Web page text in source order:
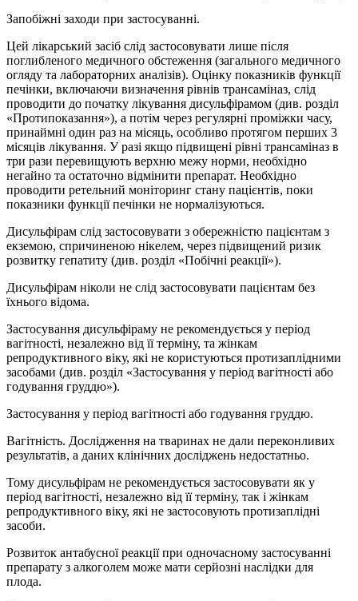
Запобіжні заходи при застосуванні.
Цей лікарський засіб слід застосовувати лише після
поглибленого медичного обстеження (загального медичного
огляду та лабораторних аналізів). Оцінку показників функції
печінки, включаючи визначення рівнів трансаміназ, слід
проводити до початку лікування дисульфірамом (див. розділ
«Протипоказання»), а потім через регулярні проміжки часу,
принаймні один раз на місяць, особливо протягом перших 3
місяців лікування. У разі якщо підвищені рівні трансаміназ в
три рази перевищують верхню межу норми, необхідно
негайно та остаточно відмінити препарат. Необхідно
проводити ретельний моніторинг стану пацієнтів, поки
показники функції печінки не нормалізуються.
Дисульфірам слід застосовувати з обережністю пацієнтам з
екземою, спричиненою нікелем, через підвищений ризик
розвитку гепатиту (див. розділ «Побічні реакції»).
Дисульфірам ніколи не слід застосовувати пацієнтам без
їхнього відома.
Застосування дисульфіраму не рекомендується у період
вагітності, незалежно від її терміну, та жінкам
репродуктивного віку, які не користуються протизаплідними
засобами (див. розділ «Застосування у період вагітності або
годування груддю»).
Застосування у період вагітності або годування груддю.
Вагітність. Дослідження на тваринах не дали переконливих
результатів, а даних клінічних досліджень недостатньо.
Тому дисульфірам не рекомендується застосовувати як у
період вагітності, незалежно від її терміну, так і жінкам
репродуктивного віку, які не застосовують протизаплідні
засоби.
Розвиток антабусної реакції при одночасному застосуванні
препарату з алкоголем може мати серйозні наслідки для
плода.